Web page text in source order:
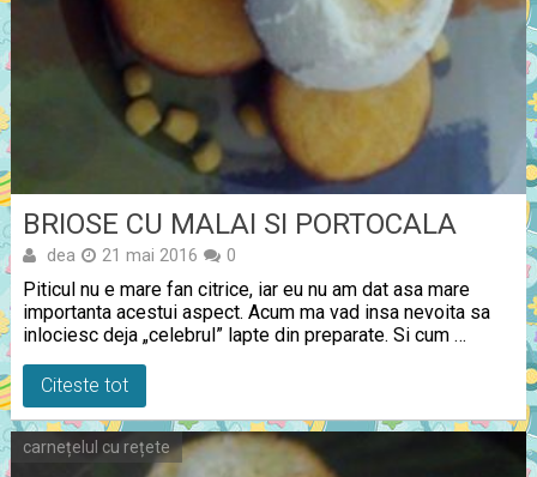
BRIOSE CU MALAI SI PORTOCALA
dea 21 mai 2016 0
Piticul nu e mare fan citrice, iar eu nu am dat asa mare
importanta acestui aspect. Acum ma vad insa nevoita sa
inlociesc deja „celebrul” lapte din preparate. Si cum …
Citeste tot
carnețelul cu rețete